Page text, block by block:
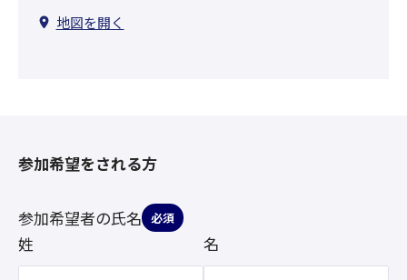
地図を開く
参加希望をされる方
参加希望者の氏名 必須
姓 名